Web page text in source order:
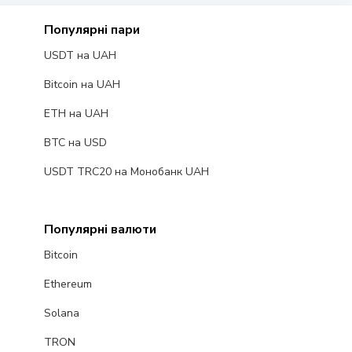
Популярні пари
USDT на UAH
Bitcoin на UAH
ETH на UAH
BTC на USD
USDT TRC20 на Монобанк UAH
Популярні валюти
Bitcoin
Ethereum
Solana
TRON